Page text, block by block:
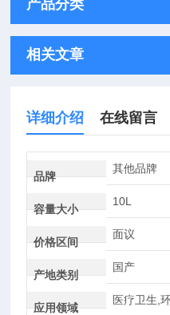
产品分类
相关文章
详细介绍 在线留言
品牌
其他品牌
容量大小
10L
价格区间
面议
产地类别
国产
应用领域
医疗卫生,